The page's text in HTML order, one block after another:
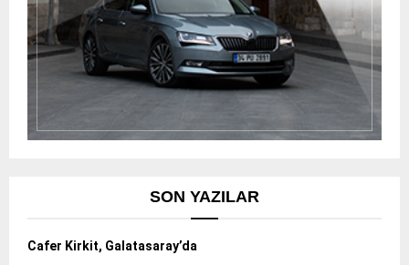
SON YAZILAR
Cafer Kirkit, Galatasaray’da